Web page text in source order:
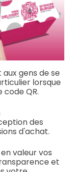
gens de se
lorsque
QR.
des
d'achat.
valeur vos
et